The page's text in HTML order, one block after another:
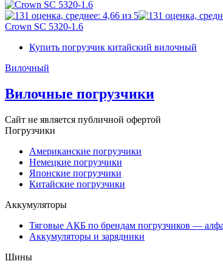
Crown SC 5320-1.6
Купить погрузчик китайский вилочный
Вилочный
Вилочные погрузчики
Сайт не является публичной офертой
Погрузчики
Американские погрузчики
Немецкие погрузчики
Японские погрузчики
Китайские погрузчики
Аккумуляторы
Тяговые АКБ по брендам погрузчиков —
Аккумуляторы и зарядники
Шины